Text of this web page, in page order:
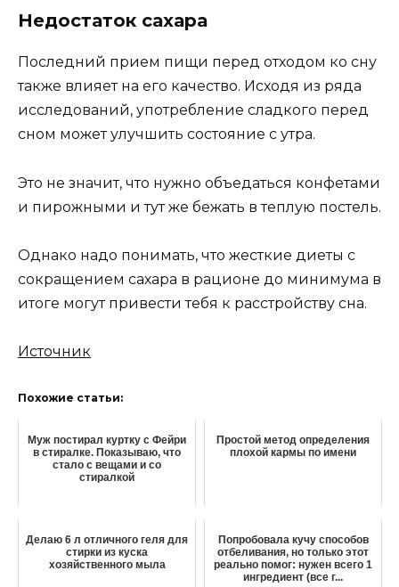
Недостаток сахара
Последний прием пищи перед отходом ко сну
также влияет на его качество. Исходя из ряда
исследований, употребление сладкого перед
сном может улучшить состояние с утра.
Это не значит, что нужно объедаться конфетами
и пирожными и тут же бежать в теплую постель.
Однако надо понимать, что жесткие диеты с
сокращением сахара в рационе до минимума в
итоге могут привести тебя к расстройству сна.
Источник
Похожие статьи:
Муж постирал куртку с Фейри
в стиралке. Показываю, что
стало с вещами и со
стиралкой
Простой метод определения
плохой кармы по имени
Делаю 6 л отличного геля для
стирки из куска
хозяйственного мыла
Попробовала кучу способов
отбеливания, но только этот
реально помог: нужен всего 1
ингредиент (все г...